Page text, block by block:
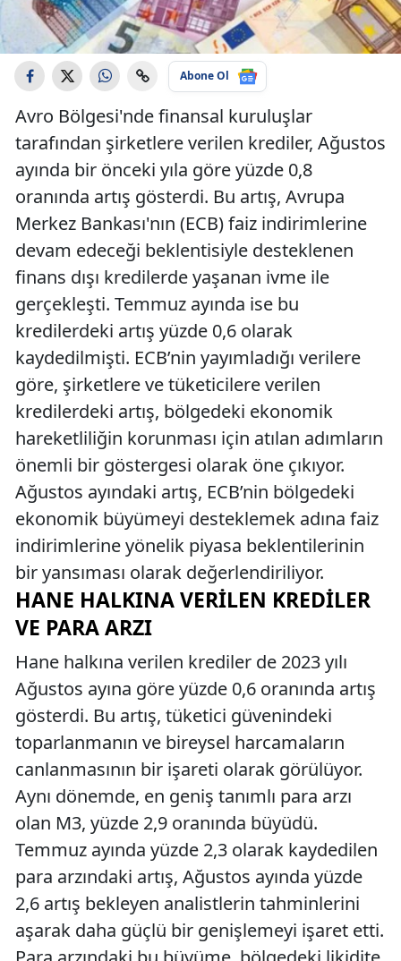
Abone Ol
Avro Bölgesi'nde finansal kuruluşlar
tarafından şirketlere verilen krediler, Ağustos
ayında bir önceki yıla göre yüzde 0,8
oranında artış gösterdi. Bu artış, Avrupa
Merkez Bankası'nın (ECB) faiz indirimlerine
devam edeceği beklentisiyle desteklenen
finans dışı kredilerde yaşanan ivme ile
gerçekleşti. Temmuz ayında ise bu
kredilerdeki artış yüzde 0,6 olarak
kaydedilmişti. ECB’nin yayımladığı verilere
göre, şirketlere ve tüketicilere verilen
kredilerdeki artış, bölgedeki ekonomik
hareketliliğin korunması için atılan adımların
önemli bir göstergesi olarak öne çıkıyor.
Ağustos ayındaki artış, ECB’nin bölgedeki
ekonomik büyümeyi desteklemek adına faiz
indirimlerine yönelik piyasa beklentilerinin
bir yansıması olarak değerlendiriliyor.
HANE HALKINA VERILEN KREDILER
VE PARA ARZI
Hane halkına verilen krediler de 2023 yılı
Ağustos ayına göre yüzde 0,6 oranında artış
gösterdi. Bu artış, tüketici güvenindeki
toparlanmanın ve bireysel harcamaların
canlanmasının bir işareti olarak görülüyor.
Aynı dönemde, en geniş tanımlı para arzı
olan M3, yüzde 2,9 oranında büyüdü.
Temmuz ayında yüzde 2,3 olarak kaydedilen
para arzındaki artış, Ağustos ayında yüzde
2,6 artış bekleyen analistlerin tahminlerini
aşarak daha güçlü bir genişlemeyi işaret etti.